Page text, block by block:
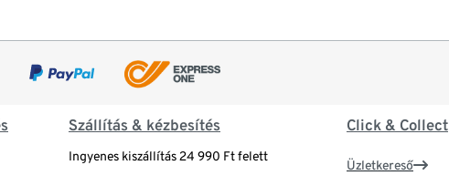
Szállítás & kézbesítés
Ingyenes kiszállítás 24 990 Ft felett
Click & Collect
Üzletkereső